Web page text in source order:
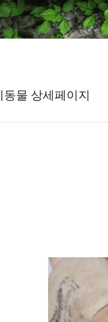
물 상세페이지